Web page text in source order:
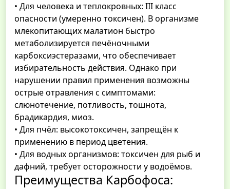
• Для человека и теплокровных: III класс
опасности (умеренно токсичен). В организме
млекопитающих малатион быстро
метаболизируется печёночными
карбоксиэстеразами, что обеспечивает
избирательность действия. Однако при
нарушении правил применения возможны
острые отравления с симптомами:
слюнотечение, потливость, тошнота,
брадикардия, миоз.
• Для пчёл: высокотоксичен, запрещён к
применению в период цветения.
• Для водных организмов: токсичен для рыб и
дафний, требует осторожности у водоёмов.
Преимущества Карбофоса: